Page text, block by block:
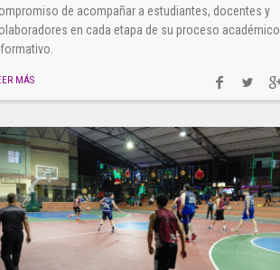
de acompañar a estudiantes, docentes y
en cada etapa de su proceso académico
MÁS